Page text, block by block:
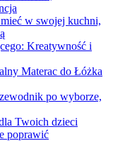
w swojej kuchni,
Kreatywność i
Materac do Łóżka
po wyborze,
Twoich dzieci
poprawić